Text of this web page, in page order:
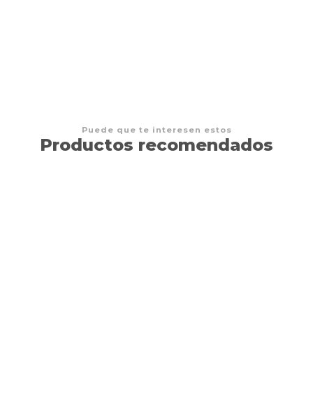
Puede que te interesen estos
Productos recomendados